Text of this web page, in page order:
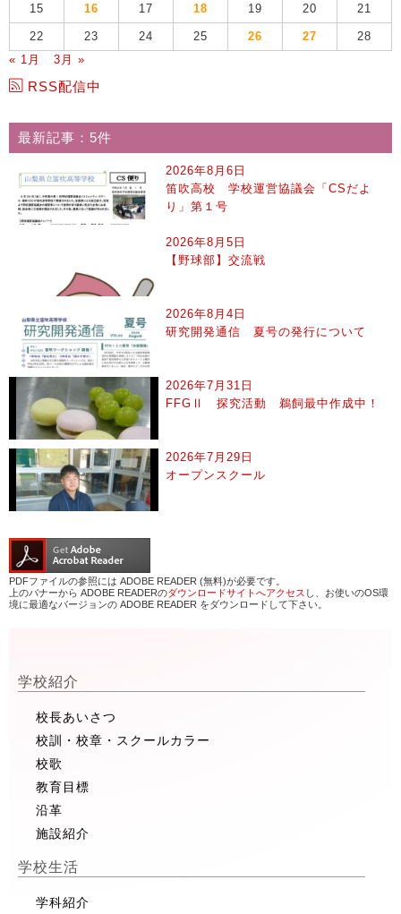
15 16 17 18 19 20 21
22 23 24 25 26 27
28
« 1月
3月 »
RSS配信中
最新記事：5件
2026年8月6日
笛吹高校 学校運営協議会「CSだよ
り」第１号
2026年8月5日
【野球部】交流戦
2026年8月4日
研究開発通信 夏号の発行について
2026年7月31日
FFGⅡ 探究活動 鵜飼最中作成中！
2026年7月29日
オープンスクール
PDFファイルの参照には ADOBE READER (無料)が必要です。
上のバナーから ADOBE READERのダウンロードサイトへアクセス し、お使いのOS環
境に最適なバージョンの ADOBE READER をダウンロードして下さい。
学校紹介
校長あいさつ
校訓・校章・スクールカラー
校歌
教育目標
沿革
施設紹介
学校生活
学科紹介